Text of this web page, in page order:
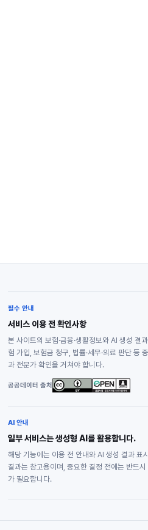
필수 안내
서비스 이용 전 확인사항
본 사이트의 보험·금융·생활정보와 AI 생성 결
험 가입, 보험금 청구, 법률·세무·의료 판단 등
과 전문가 확인을 거쳐야 합니다.
공공데이터 출처
AI 안내
일부 서비스는 생성형 AI를 활용합니다.
해당 기능에는 이용 전 안내와 AI 생성 결과 표
결과는 참고용이며, 중요한 결정 전에는 반드
가 필요합니다.